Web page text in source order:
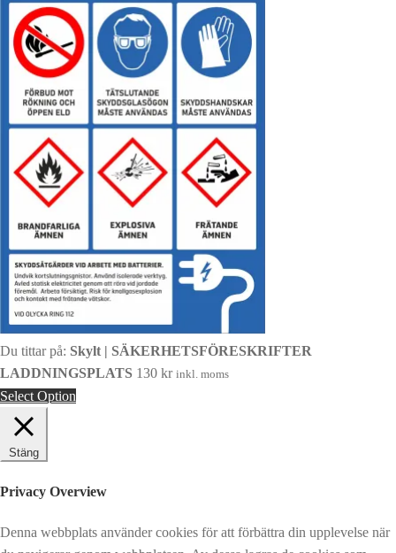
Du tittar på: Skylt | SÄKERHETSFÖRESKRIFTER
LADDNINGSPLATS 130 kr inkl. moms
Select Option
Stäng
Privacy Overview
Denna webbplats använder cookies för att förbättra din upplevelse när